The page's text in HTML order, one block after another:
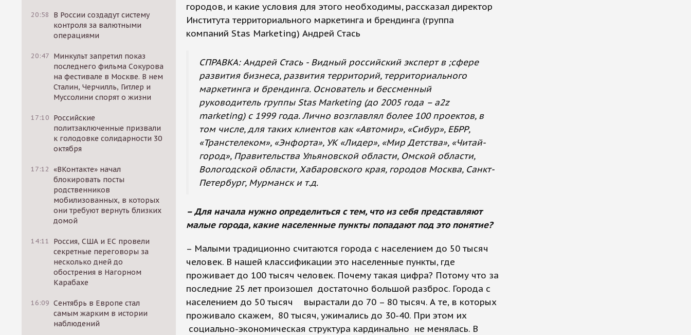
20:58
В России создадут систему
контроля за валютными
операциями
20:47 Минкульт запретил показ
последнего фильма Сокурова
на фестивале в Москве. В нем
Сталин, Черчилль, Гитлер и
Муссолини спорят о жизни
17:10 Российские
политзаключенные призвали
к голодовке солидарности 30
октября
17:12 «ВКонтакте» начал
блокировать посты
родственников
мобилизованных, в которых
они требуют вернуть близких
домой
14:11
Россия, США и ЕС провели
секретные переговоры за
несколько дней до
обострения в Нагорном
Карабахе
16:09 Сентябрь в Европе стал
самым жарким в истории
наблюдений
городов, и какие условия для этого необходимы, рассказал директор
Института территориального маркетинга и брендинга (группа
компаний Stas Marketing) Андрей Стась
СПРАВКА: Андрей Стась - Видный российский эксперт в ;сфере
развития бизнеса, развития территорий, территориального
маркетинга и брендинга. Основатель и бессменный
руководитель группы Stas Marketing (до 2005 года – a2z
marketing) с 1999 года. Лично возглавлял более 100 проектов, в
том числе, для таких клиентов как «Автомир», «Сибур», ЕБРР,
«Транстелеком», «Энфорта», УК «Лидер», «Мир Детства», «Читай-
город», Правительства Ульяновской области, Омской области,
Вологодской области, Хабаровского края, городов Москва, Санкт-
Петербург, Мурманск и т.д.
– Для начала нужно определиться с тем, что из себя представляют
малые города, какие населенные пункты попадают под это понятие?
– Малыми традиционно считаются города с населением до 50 тысяч
человек. В нашей классификации это населенные пункты, где
проживает до 100 тысяч человек. Почему такая цифра? Потому что за
последние 25 лет произошел достаточно большой разброс. Города с
населением до 50 тысяч вырастали до 70 – 80 тысяч. А те, в которых
проживало скажем, 80 тысяч, ужимались до 30-40. При этом их
социально-экономическая структура кардинально не менялась. В